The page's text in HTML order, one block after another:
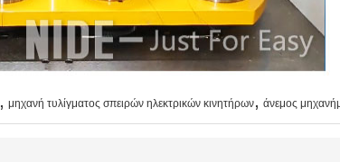
, μηχανή τυλίγματος σπειρών ηλεκτρικών κινητήρων, άνεμος